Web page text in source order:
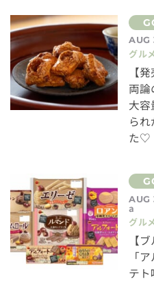
AUG
グル
【
両論
大
ら
た♡
AUG
a
グル
【
「
テ